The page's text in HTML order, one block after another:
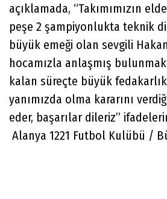
açıklamada, “Takımımızın
peşe 2 şampiyonlukta teknik
büyük emeği olan sevgili
hocamızla anlaşmış
kalan süreçte büyük
yanımızda olma kararını
eder, başarılar dileriz”
Alanya 1221 Futbol Kulübü /